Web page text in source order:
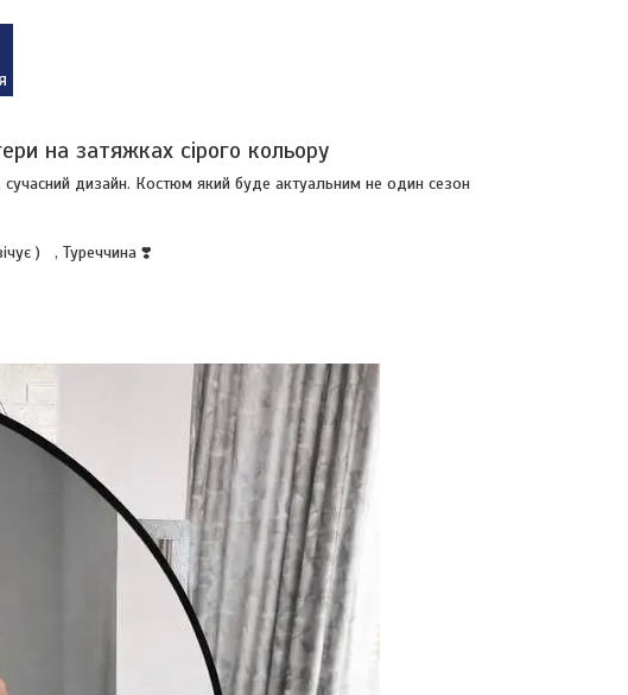
на затяжках сірого кольору
дизайн. Костюм який буде актуальним не один сезон
) , Туреччина ❣️